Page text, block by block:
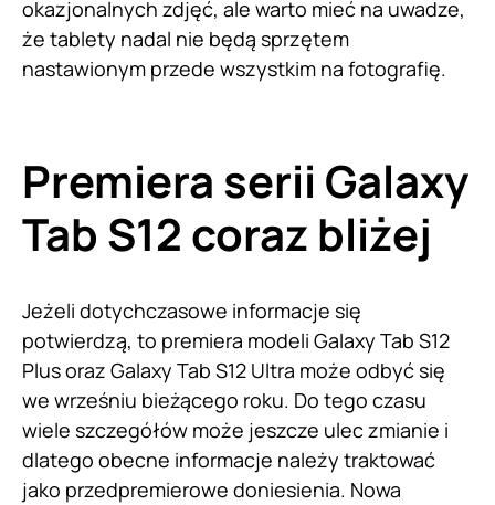
okazjonalnych zdjęć, ale warto mieć na uwadze,
że tablety nadal nie będą sprzętem
nastawionym przede wszystkim na fotografię.
Premiera serii Galaxy
Tab S12 coraz bliżej
Jeżeli dotychczasowe informacje się
potwierdzą, to premiera modeli Galaxy Tab S12
Plus oraz Galaxy Tab S12 Ultra może odbyć się
we wrześniu bieżącego roku. Do tego czasu
wiele szczegółów może jeszcze ulec zmianie i
dlatego obecne informacje należy traktować
jako przedpremierowe doniesienia. Nowa